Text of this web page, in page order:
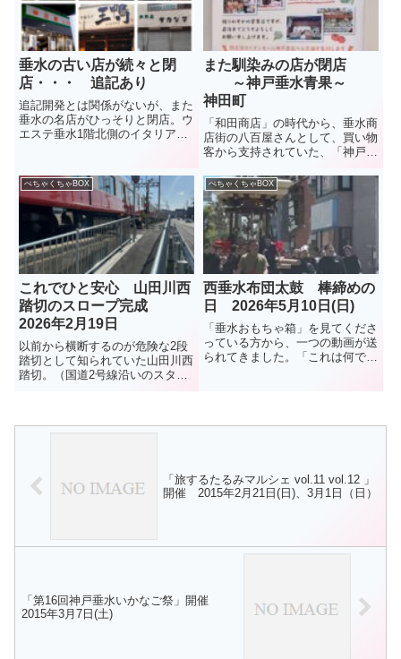
垂水の古い店が続々と閉
店・・・ 追記あり
追記開発とは関係がないが、また
垂水の名店がひっそりと閉店。ウ
エステ垂水1階北側のイタリアン
弘さんは、知る人ぞ知る料理人。
昨年12月27日に閉店したとのこ
と。（2026年3月） ...
また馴染みの店が閉店
～神戸垂水青果～
神田町
「和田商店」の時代から、垂水商
店街の八百屋さんとして、買い物
客から支持されていた、「神戸垂
移転、店も広くなって買いやすく
なったと評判だったが・・・。今
夏、8月13日に閉店とのこと。残
念だが、イオンモール神戸南...
ぺちゃくちゃBOX
これでひと安心 山田川西
踏切のスロープ完成
2026年2月19日
以前から横断するのが危険な2段
踏切として知られていた山田川西
踏切。（国道2号線沿いのスター
念なことにここで、2025年1月9
ぺちゃくちゃBOX
西垂水布団太鼓 棒締めの
日 2026年5月10日(日)
「垂水おもちゃ箱」を見てくださ
っている方から、一つの動画が送
られてきました。「これは何でし
われたようです。秋祭りに向け
「旅するたるみマルシェ vol.11 vol.12 」
開催 2015年2月21日(日)、3月1日（日）
「第16回神戸垂水いかなご祭」開催
2015年3月7日(土)